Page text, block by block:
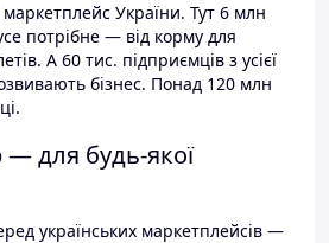
України. Тут 6 млн
потрібне — від корму для
А 60 тис. підприємців з усієї
бізнес. Понад 120 млн
для будь-якої
українських маркетплейсів —